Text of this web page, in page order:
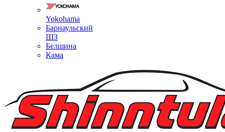
Yokohama
Барнаульский
ШЗ
Белшина
Кама